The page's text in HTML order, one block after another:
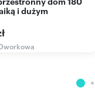
i dużym